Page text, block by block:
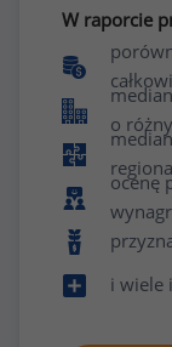
W raporcie
o
ocenę
i wiele